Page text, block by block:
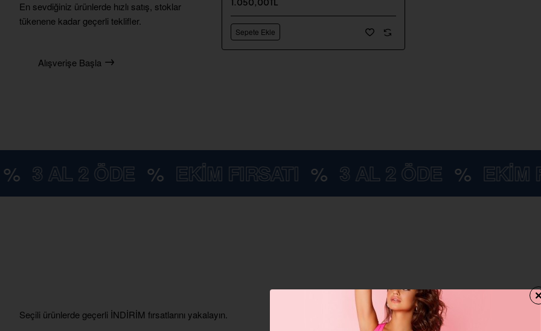
En sevdiğiniz ürünlerde hızlı satış, stoklar
tükenene kadar geçerli teklifler.
Alışverişe Başla
Sepete Ekle
AL 2 ÖDE % EKİM FIRSATI % 3 AL 2 ÖDE % EKİM
Seçili ürünlerde geçerli İNDİRİM fırsatlarını yakalayın.